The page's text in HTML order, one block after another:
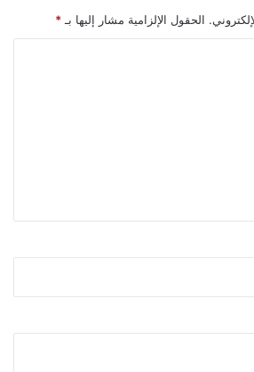
الحقول الإلزامية مشار إليها بـ *